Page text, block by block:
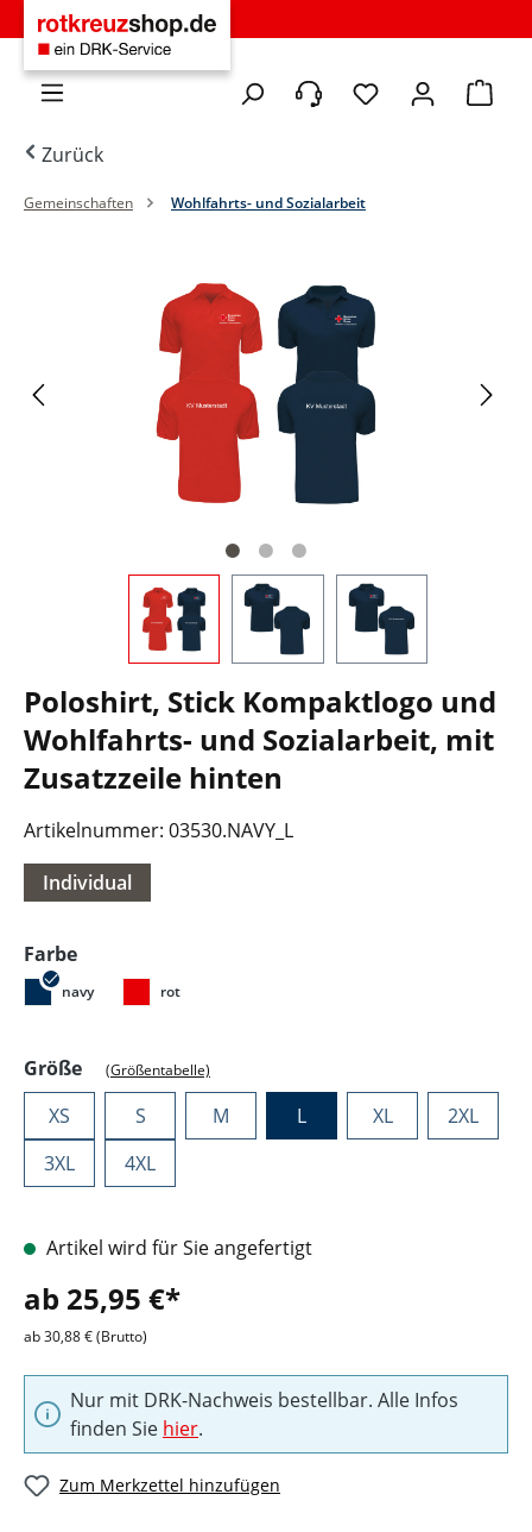
Zum Hauptinhalt springen
Du hast 0
Zurück
Gemeinschaften Wohlfahrts- und Sozialarbeit
Poloshirt, Stick Kompaktlogo und
Wohlfahrts- und Sozialarbeit, mit
Zusatzzeile hinten
Artikelnummer: 03530.NAVY_L
Individual
Farbeauswählen
navy rot
Größeauswählen
(Größentabelle)
XS S M L XL
2XL
3XL
4XL
Artikel wird für Sie angefertigt
ab 25,95 €*
ab 30,88 € (Brutto)
Nur mit DRK-Nachweis bestellbar. Alle Infos
finden Sie hier.
Zum Merkzettel hinzufügen